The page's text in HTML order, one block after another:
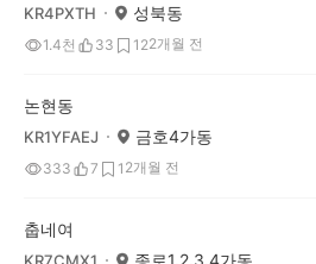
KR4PXTH 성북동
1.4천 33 122개월 전
논현동
KR1YFAEJ 금호4가동
333 7 1 2개월 전
춥네여
KR7CMX1 종로1.2.3.4가동